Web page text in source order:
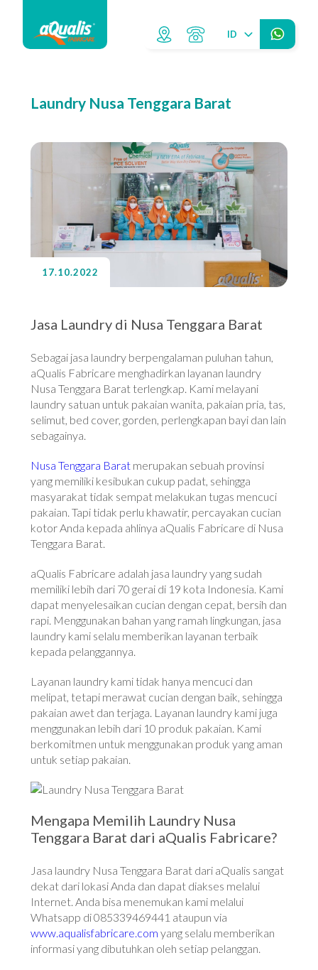
ID
Laundry Nusa Tenggara Barat
17.10.2022
Jasa Laundry di Nusa Tenggara Barat
Sebagai jasa laundry berpengalaman puluhan tahun,
aQualis Fabricare menghadirkan layanan laundry
Nusa Tenggara Barat terlengkap. Kami melayani
laundry satuan untuk pakaian wanita, pakaian pria, tas,
selimut, bed cover, gorden, perlengkapan bayi dan lain
sebagainya.
Nusa Tenggara Barat merupakan sebuah provinsi
yang memiliki kesibukan cukup padat, sehingga
masyarakat tidak sempat melakukan tugas mencuci
pakaian. Tapi tidak perlu khawatir, percayakan cucian
kotor Anda kepada ahlinya aQualis Fabricare di Nusa
Tenggara Barat.
aQualis Fabricare adalah jasa laundry yang sudah
memiliki lebih dari 70 gerai di 19 kota Indonesia. Kami
dapat menyelesaikan cucian dengan cepat, bersih dan
rapi. Menggunakan bahan yang ramah lingkungan, jasa
laundry kami selalu memberikan layanan terbaik
kepada pelanggannya.
Layanan laundry kami tidak hanya mencuci dan
melipat, tetapi merawat cucian dengan baik, sehingga
pakaian awet dan terjaga. Layanan laundry kami juga
menggunakan lebih dari 10 produk pakaian. Kami
berkomitmen untuk menggunakan produk yang aman
untuk setiap pakaian.
Mengapa Memilih Laundry Nusa
Tenggara Barat dari aQualis Fabricare?
Jasa laundry Nusa Tenggara Barat dari aQualis sangat
dekat dari lokasi Anda dan dapat diakses melalui
Internet. Anda bisa menemukan kami melalui
Whatsapp di 085339469441 ataupun via
www.aqualisfabricare.com yang selalu memberikan
informasi yang dibutuhkan oleh setiap pelanggan.